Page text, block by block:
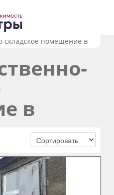
складское помещение в
в